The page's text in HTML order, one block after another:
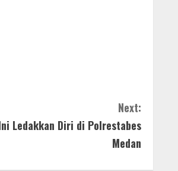
Next:
Ledakkan Diri di Polrestabes
Medan